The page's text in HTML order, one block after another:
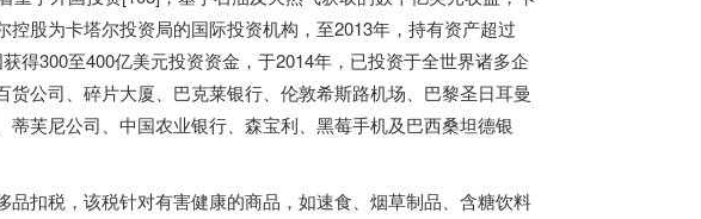
股为卡塔尔投资局的国际投资机构，至2013年，持有资产超过
得300至400亿美元投资资金，于2014年，已投资于全世界诸多企
公司、碎片大厦、巴克莱银行、伦敦希斯路机场、巴黎圣日耳曼
芙尼公司、中国农业银行、森宝利、黑莓手机及巴西桑坦德银
扣税，该税针对有害健康的商品，如速食、烟草制品、含糖饮料